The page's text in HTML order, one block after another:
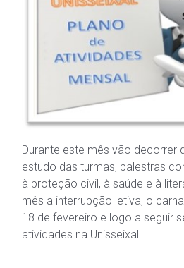
Durante este mês vão decorrer
estudo das turmas, palestras
à proteção civil, à saúde e à
mês a interrupção letiva, o
18 de fevereiro e logo a seguir
atividades na Unisseixal.